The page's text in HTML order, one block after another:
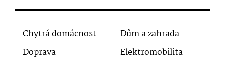
Chytrá domácnost
Dům a zahrada
Doprava
Elektromobilita